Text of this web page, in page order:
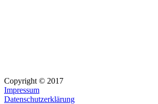
Copyright © 2017
Impressum
Datenschutzerklärung